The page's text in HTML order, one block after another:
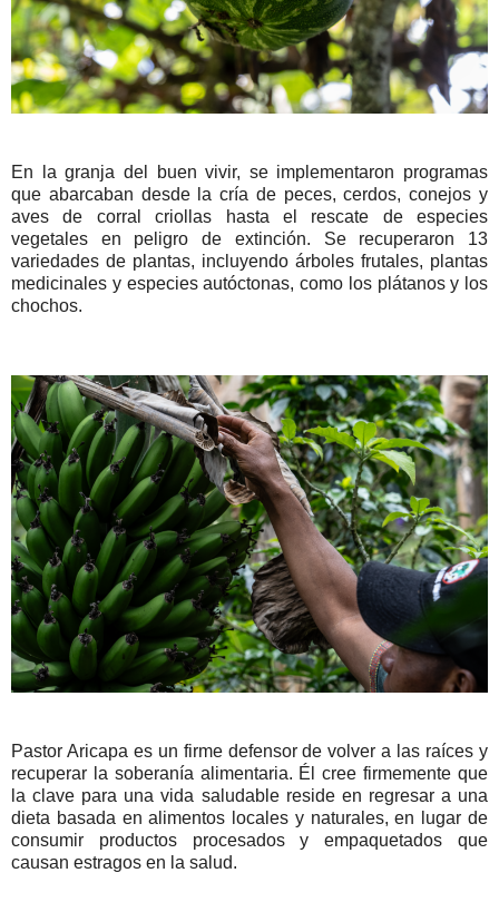
En la granja del buen vivir, se implementaron programas
que abarcaban desde la cría de peces, cerdos, conejos y
aves de corral criollas hasta el rescate de especies
vegetales en peligro de extinción. Se recuperaron 13
variedades de plantas, incluyendo árboles frutales, plantas
medicinales y especies autóctonas, como los plátanos y los
chochos.
Pastor Aricapa es un firme defensor de volver a las raíces y
recuperar la soberanía alimentaria. Él cree firmemente que
la clave para una vida saludable reside en regresar a una
dieta basada en alimentos locales y naturales, en lugar de
consumir productos procesados y empaquetados que
causan estragos en la salud.